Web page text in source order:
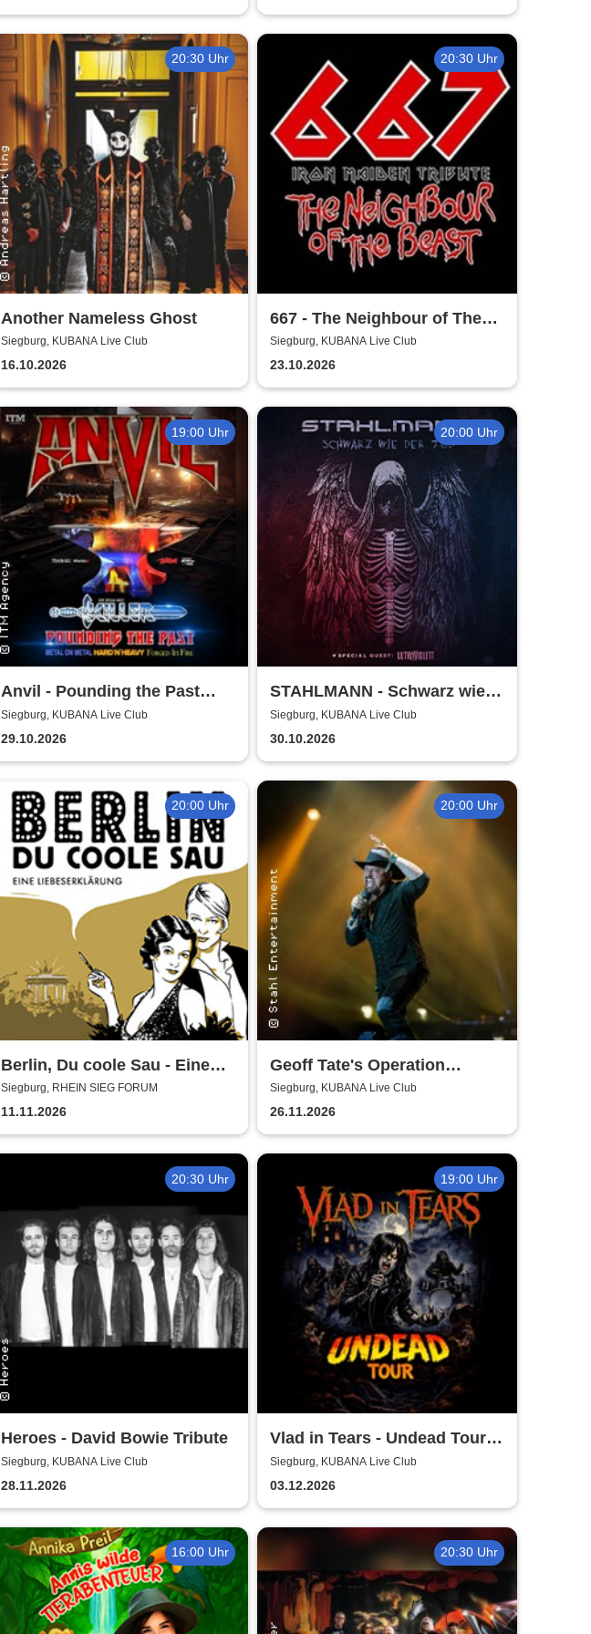
20:30 Uhr
Another Nameless Ghost
Siegburg, KUBANA Live Club
16.10.2026
20:30 Uhr
667 - The Neighbour of The
Beast
Siegburg, KUBANA Live Club
23.10.2026
19:00 Uhr
Anvil - Pounding the Past
Tour
Siegburg, KUBANA Live Club
29.10.2026
20:00 Uhr
STAHLMANN - Schwarz wie
der Tod Tour 2026
Siegburg, KUBANA Live Club
30.10.2026
20:00 Uhr
Berlin, Du coole Sau - Eine
Liebeserklärung
Siegburg, RHEIN SIEG FORUM
11.11.2026
20:00 Uhr
Geoff Tate's Operation
Mindcrime - The Final
Chapter
Siegburg, KUBANA Live Club
26.11.2026
20:30 Uhr
Heroes - David Bowie Tribute
Siegburg, KUBANA Live Club
28.11.2026
19:00 Uhr
Vlad in Tears - Undead Tour
2026
Siegburg, KUBANA Live Club
03.12.2026
16:00 Uhr 20:30 Uhr